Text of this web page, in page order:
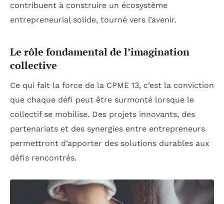
contribuent à construire un écosystème
entrepreneurial solide, tourné vers l’avenir.
Le rôle fondamental de l’imagination
collective
Ce qui fait la force de la CPME 13, c’est la conviction
que chaque défi peut être surmonté lorsque le
collectif se mobilise. Des projets innovants, des
partenariats et des synergies entre entrepreneurs
permettront d’apporter des solutions durables aux
défis rencontrés.